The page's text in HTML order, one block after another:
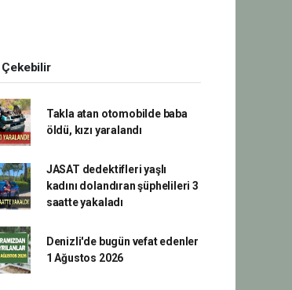
Takla atan otomobilde baba
öldü, kızı yaralandı
JASAT dedektifleri yaşlı
kadını dolandıran şüphelileri 3
saatte yakaladı
Denizli'de bugün vefat edenler
1 Ağustos 2026